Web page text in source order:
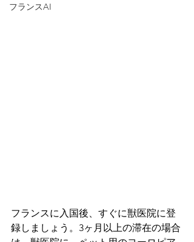
フランスAI
フランスに入国後、すぐに獣医院に登
録しましょう。3ヶ月以上の滞在の場合